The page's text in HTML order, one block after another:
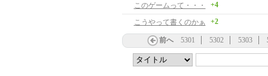
このゲームって・・・
+4
こうやって書くのかぁ +2
前へ 5301 5302 5303